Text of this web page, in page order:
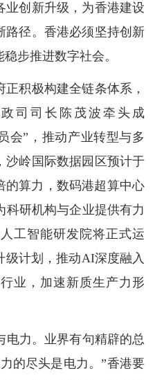
业创新升级，为香港建设
路径。香港必须坚持创新
步推进数字社会。
积极构建全链条体系，
司司长陈茂波牵头成
会”，推动产业转型与多
沙岭国际数据园区预计于
的算力，数码港超算中心
科研机构与企业提供有力
工智能研发院将正式运
级计划，推动AI深度融入
业，加速新质生产力形
电力。业界有句精辟的总
的尽头是电力。”香港要